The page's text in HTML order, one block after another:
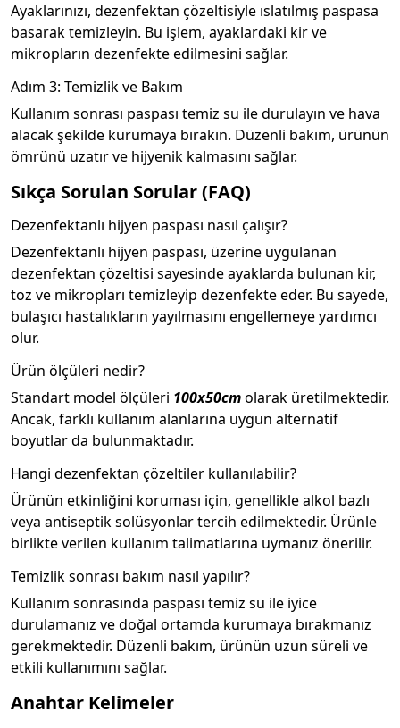
Ayaklarınızı, dezenfektan çözeltisiyle ıslatılmış paspasa
basarak temizleyin. Bu işlem, ayaklardaki kir ve
mikropların dezenfekte edilmesini sağlar.
Adım 3: Temizlik ve Bakım
Kullanım sonrası paspası temiz su ile durulayın ve hava
alacak şekilde kurumaya bırakın. Düzenli bakım, ürünün
ömrünü uzatır ve hijyenik kalmasını sağlar.
Sıkça Sorulan Sorular (FAQ)
Dezenfektanlı hijyen paspası nasıl çalışır?
Dezenfektanlı hijyen paspası, üzerine uygulanan
dezenfektan çözeltisi sayesinde ayaklarda bulunan kir,
toz ve mikropları temizleyip dezenfekte eder. Bu sayede,
bulaşıcı hastalıkların yayılmasını engellemeye yardımcı
olur.
Ürün ölçüleri nedir?
Standart model ölçüleri 100x50cmolarak üretilmektedir.
Ancak, farklı kullanım alanlarına uygun alternatif
boyutlar da bulunmaktadır.
Hangi dezenfektan çözeltiler kullanılabilir?
Ürünün etkinliğini koruması için, genellikle alkol bazlı
veya antiseptik solüsyonlar tercih edilmektedir. Ürünle
birlikte verilen kullanım talimatlarına uymanız önerilir.
Temizlik sonrası bakım nasıl yapılır?
Kullanım sonrasında paspası temiz su ile iyice
durulamanız ve doğal ortamda kurumaya bırakmanız
gerekmektedir. Düzenli bakım, ürünün uzun süreli ve
etkili kullanımını sağlar.
Anahtar Kelimeler